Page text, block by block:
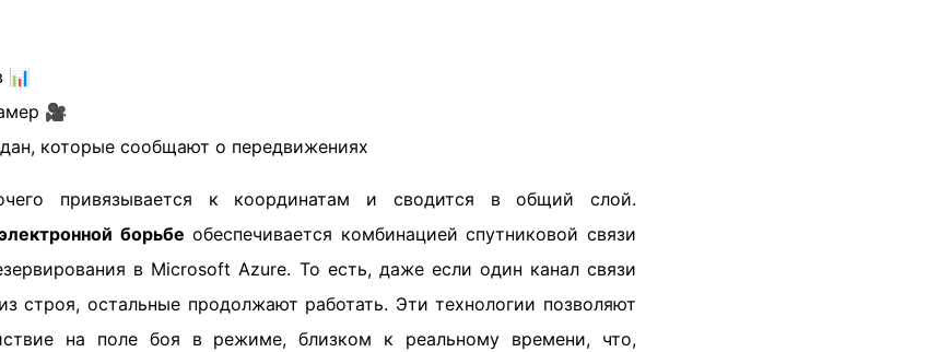
📊
🎥
которые сообщают о передвижениях
привязывается к координатам и сводится в общий слой.
борьбе обеспечивается комбинацией спутниковой связи
в Microsoft Azure. То есть, даже если один канал связи
строя, остальные продолжают работать. Эти технологии позволяют
на поле боя в режиме, близком к реальному времени, что,